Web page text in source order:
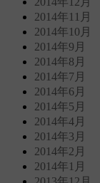
2014年11月
2014年10月
2014年9月
2014年8月
2014年7月
2014年6月
2014年5月
2014年4月
2014年3月
2014年2月
2014年1月